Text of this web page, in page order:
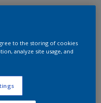
to the storing of cookies
analyze site usage, and